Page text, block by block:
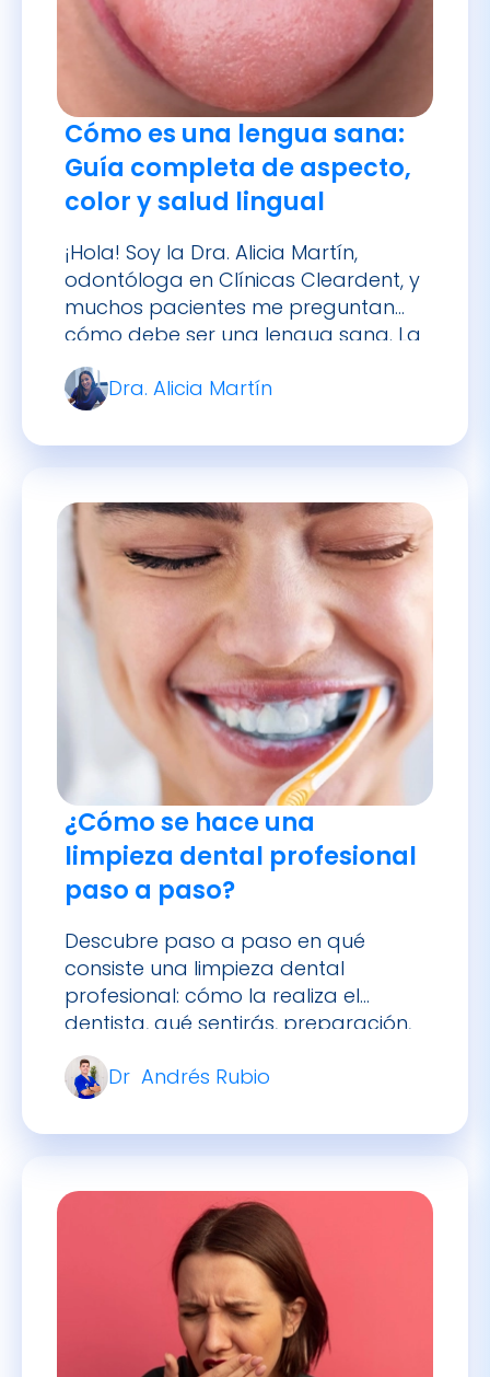
Cómo es una lengua sana:
Guía completa de aspecto,
color y salud lingual
¡Hola! Soy la Dra. Alicia Martín,
odontóloga en Clínicas Cleardent, y
cómo debe ser una lengua sana. La
lengua, ese órgano muscular que
usamos a diario para hablar,
saborear y tragar, es también un
indicador importante de nuestra
salud bucal y general. En este
verse y […]
Dra. Alicia Martín
¿Cómo se hace una
limpieza dental profesional
paso a paso?
Descubre paso a paso en qué
consiste una limpieza dental
dentista, qué sentirás, preparación,
cuidados posteriores y cada
cuánto hacerla.
Dr Andrés Rubio